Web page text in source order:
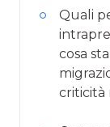
Quali
cosa
criticità